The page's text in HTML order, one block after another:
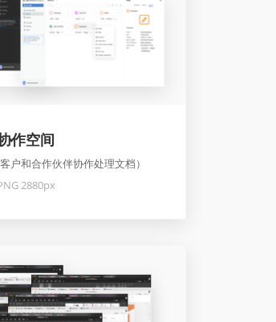
作空间
户和合作伙伴协作处理文档）
2880px